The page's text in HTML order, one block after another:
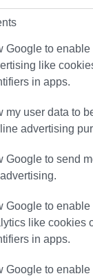
Google to
like
in apps.
my user data to
advertising
Google to send
Google to
like cookies
in apps.
Google to
αφορά
τη συναυλία-
Θάνο
2024, στο
Σωκράτης